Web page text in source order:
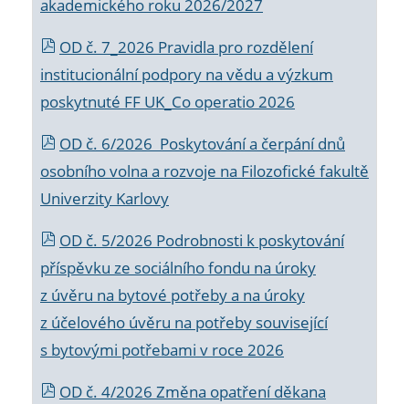
akademického roku 2026/2027
OD č. 7_2026 Pravidla pro rozdělení
institucionální podpory na vědu a výzkum
poskytnuté FF UK_Co operatio 2026
OD č. 6/2026 Poskytování a čerpání dnů
osobního volna a rozvoje na Filozofické fakultě
Univerzity Karlovy
OD č. 5/2026 Podrobnosti k poskytování
příspěvku ze sociálního fondu na úroky
z úvěru na bytové potřeby a na úroky
z účelového úvěru na potřeby související
s bytovými potřebami v roce 2026
OD č. 4/2026 Změna opatření děkana